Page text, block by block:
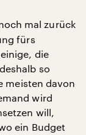
mal zurück
fürs
die
so
meisten davon
wird
will,
ein Budget